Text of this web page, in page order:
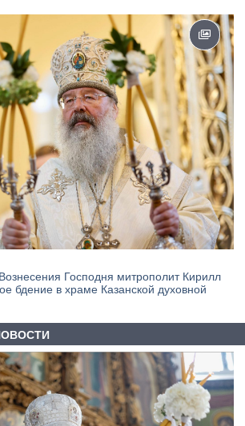
Господня митрополит Кирилл
бдение в храме Казанской духовной